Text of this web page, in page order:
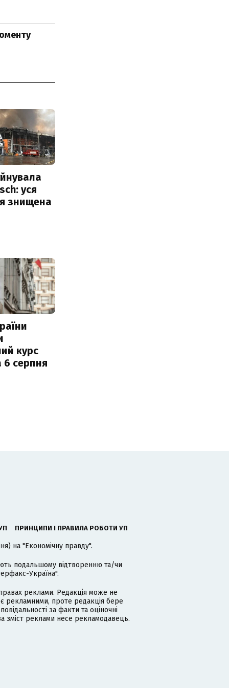
уся
знищена
курс
серпня
ПРИНЦИПИ І ПРАВИЛА РОБОТИ УП
на "Економічну правду".
подальшому відтворенню та/чи
Україна".
реклами. Редакція може не
рекламними, проте редакція бере
за факти та оціночні
зміст реклами несе рекламодавець.